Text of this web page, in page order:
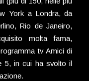
York a Londra, da
Rio de Janeiro,
molta fama,
tv Amici di
5, in cui ha svolto il